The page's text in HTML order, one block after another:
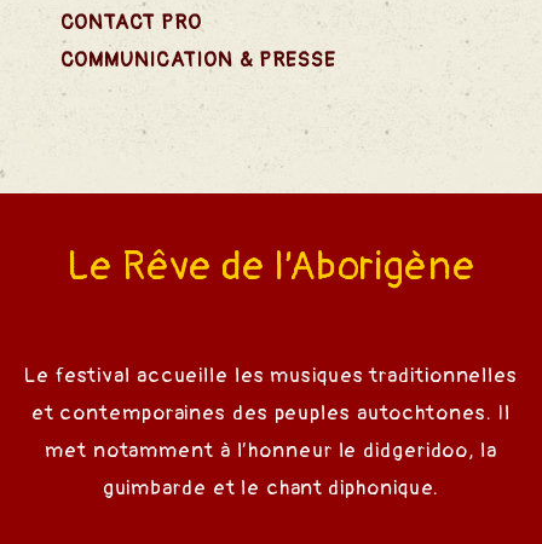
CONTACT PRO
COMMUNICATION & PRESSE
Le Rêve de l’Aborigène
Le festival accueille les musiques traditionnelles
et contemporaines des peuples autochtones. Il
met notamment à l’honneur le didgeridoo, la
guimbarde et le chant diphonique.